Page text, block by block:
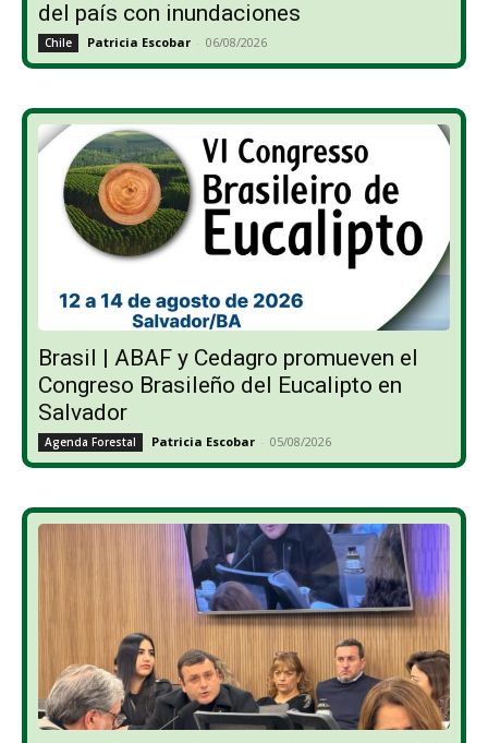
del país con inundaciones
Chile Patricia Escobar - 06/08/2026
Brasil | ABAF y Cedagro promueven el
Congreso Brasileño del Eucalipto en
Salvador
Agenda Forestal Patricia Escobar - 05/08/2026